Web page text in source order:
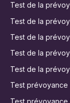
Test de la
Test de la
Test de la
Test de la
Test de la
Test prévoyance
Test prévoyance